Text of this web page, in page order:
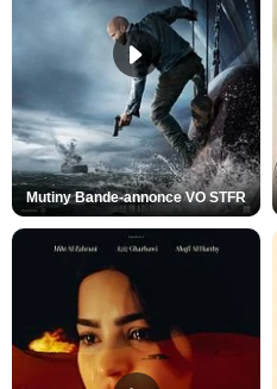
Mutiny Bande-annonce VO STFR